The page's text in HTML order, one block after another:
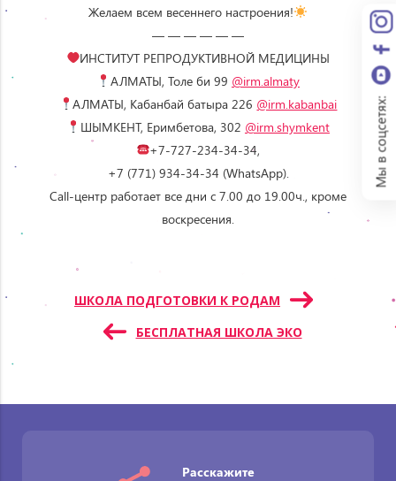
Желаем всем весеннего настроения!
— — — — — —
ИНСТИТУТ РЕПРОДУКТИВНОЙ МЕДИЦИНЫ
АЛМАТЫ, Толе би 99 @irm.almaty
АЛМАТЫ, Кабанбай батыра 226 @irm.kabanbai
ШЫМКЕНТ, Еримбетова, 302 @irm.shymkent
+7-727-234-34-34,
+7 (771) 934-34-34‬ (WhatsApp).
Call-центр работает все дни с 7.00 до 19.00ч., кроме
воскресения.
НавигацияШКОЛА ПОДГОТОВКИ К РОДАМ
БЕСПЛАТНАЯ ШКОЛА ЭКО
Расскажите
Мы в соцсетях: